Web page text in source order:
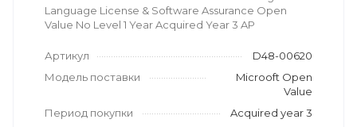
Language License & Software Assurance Open
Value No Level 1 Year Acquired Year 3 AP
Артикул
D48-00620
Модель поставки
Microoft Open
Value
Период покупки
Acquired year 3